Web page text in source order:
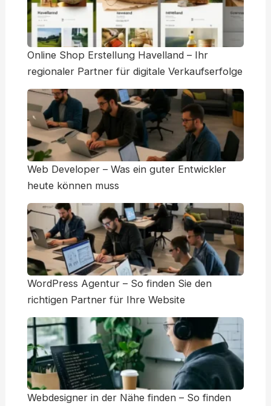
Online Shop Erstellung Havelland – Ihr
regionaler Partner für digitale Verkaufserfolge
Web Developer – Was ein guter Entwickler
heute können muss
WordPress Agentur – So finden Sie den
richtigen Partner für Ihre Website
Webdesigner in der Nähe finden – So finden